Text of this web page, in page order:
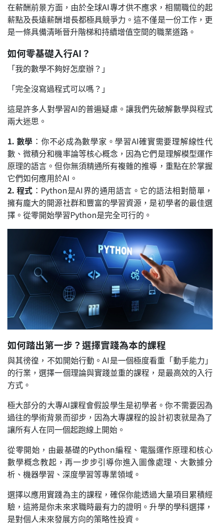
在薪酬前景方面，由於全球AI專才供不應求，相關職位的起
薪點及長遠薪酬增長都極具競爭力。這不僅是一份工作，更
是一條具備清晰晉升階梯和持續增值空間的職業道路。
如何零基礎入行AI？
「我的數學不夠好怎麼辦？」
「完全沒寫過程式可以嗎？」
這是許多人對學習AI的普遍疑慮。讓我們先破解數學與程式
兩大迷思。
1. 數學 ：你不必成為數學家。學習AI確實需要理解線性代
數、微積分和機率論等核心概念，因為它們是理解模型運作
原理的語言。但你無須精通所有複雜的推導，重點在於掌握
它們如何應用於AI。
2. 程式 ：Python是AI界的通用語言。它的語法相對簡單，
擁有龐大的開源社群和豐富的學習資源，是初學者的最佳選
擇。從零開始學習Python是完全可行的。
如何踏出第一步？選擇實踐為本的課程
與其徬徨，不如開始行動。AI是一個極度看重「動手能力」
的行業，選擇一個理論與實踐並重的課程，是最高效的入行
方式。
極大部分的大專AI課程會假設學生是初學者。你不需要因為
過往的學術背景而卻步，因為大專課程的設計初衷就是為了
讓所有人在同一個起跑線上開始。
從零開始，由最基礎的Python編程、電腦運作原理和核心
數學概念教起，再一步步引導你進入圖像處理、大數據分
析、機器學習、深度學習等專業領域。
選擇以應用實踐為主的課程，確保你能透過大量項目累積經
驗，這將是你未來求職時最有力的證明。升學的學科選擇，
是對個人未來發展方向的策略性投資。